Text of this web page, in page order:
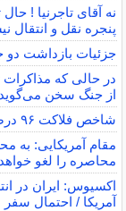
نه آقای تاجرنیا !
پنجره نقل و انتقال
جزئیات بازداشت دو
در حالی که
از جنگ سخن می‌گوید
شاخص فلاکت ۹۶ درصدی «آتش زیر خاکستر» است
مقام آمریکایی: به
محاصره را لغو
اکسیوس: ایران در
آمریکا / احتمال